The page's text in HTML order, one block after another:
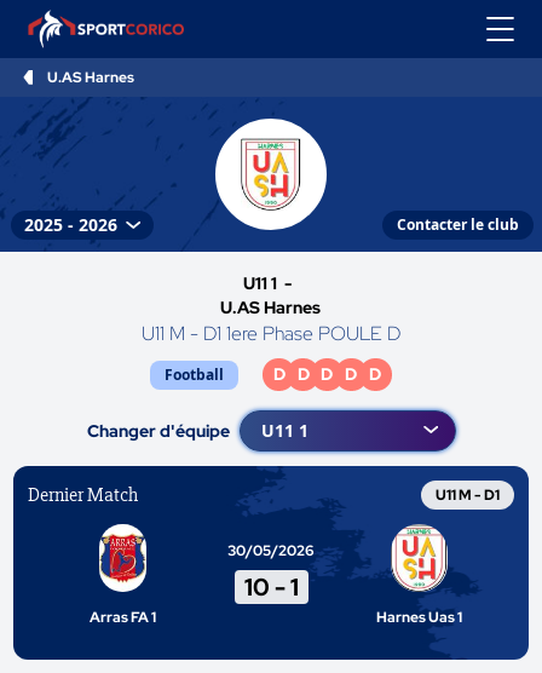
U.AS Harnes
Contacter le club
U11 1 -
U.AS Harnes
U11 M - D1 1ere Phase POULE D
Football D D D D D
Changer d'équipe
Dernier Match U11 M - D1
Arras FA 1
30/05/2026
10-1
Harnes Uas 1